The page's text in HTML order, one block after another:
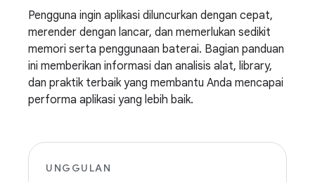
Pengguna ingin aplikasi diluncurkan dengan cepat,
merender dengan lancar, dan memerlukan sedikit
memori serta penggunaan baterai. Bagian panduan
ini memberikan informasi dan analisis alat, library,
dan praktik terbaik yang membantu Anda mencapai
performa aplikasi yang lebih baik.
UNGGULAN